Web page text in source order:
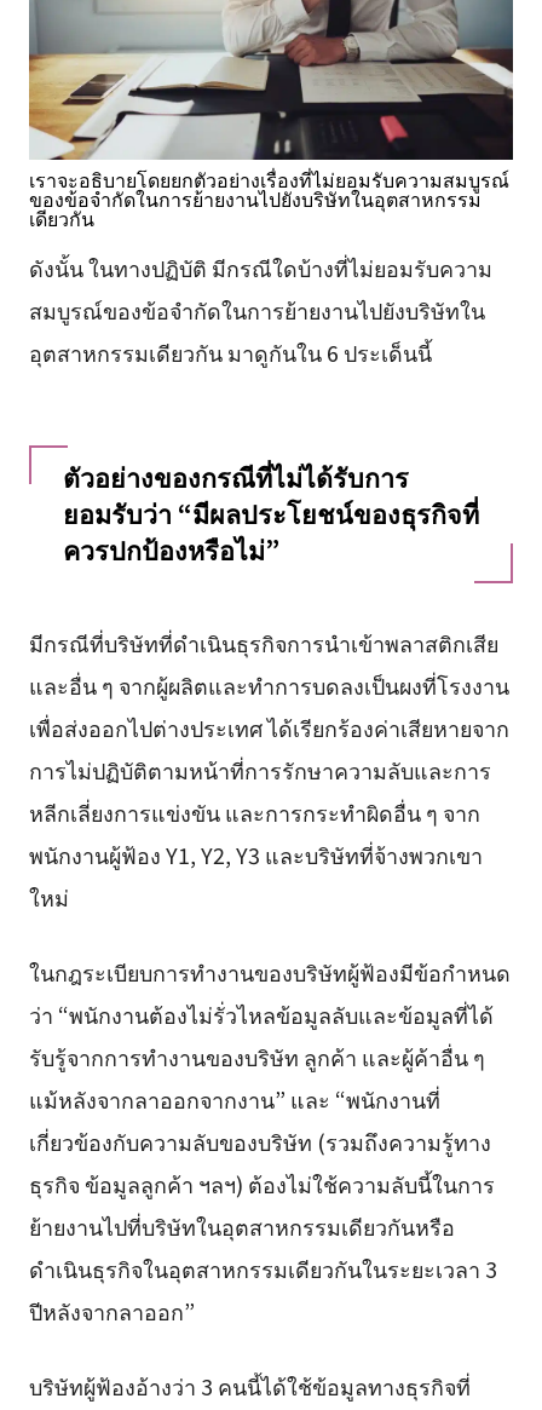
เราจะอธิบายโดยยกตัวอย่างเรื่องที่ไม่ยอมรับความสมบูรณ์
ของข้อจำกัดในการย้ายงานไปยังบริษัทในอุตสาหกรรม
เดียวกัน
ดังนั้น ในทางปฏิบัติ มีกรณีใดบ้างที่ไม่ยอมรับความ
สมบูรณ์ของข้อจำกัดในการย้ายงานไปยังบริษัทใน
อุตสาหกรรมเดียวกัน มาดูกันใน 6 ประเด็นนี้
ตัวอย่างของกรณีที่ไม่ได้รับการ
ยอมรับว่า “มีผลประโยชน์ของธุรกิจที่
ควรปกป้องหรือไม่”
มีกรณีที่บริษัทที่ดำเนินธุรกิจการนำเข้าพลาสติกเสีย
และอื่น ๆ จากผู้ผลิตและทำการบดลงเป็นผงที่โรงงาน
เพื่อส่งออกไปต่างประเทศ ได้เรียกร้องค่าเสียหายจาก
การไม่ปฏิบัติตามหน้าที่การรักษาความลับและการ
หลีกเลี่ยงการแข่งขัน และการกระทำผิดอื่น ๆ จาก
พนักงานผู้ฟ้อง Y1, Y2, Y3 และบริษัทที่จ้างพวกเขา
ใหม่
ในกฎระเบียบการทำงานของบริษัทผู้ฟ้องมีข้อกำหนด
ว่า “พนักงานต้องไม่รั่วไหลข้อมูลลับและข้อมูลที่ได้
รับรู้จากการทำงานของบริษัท ลูกค้า และผู้ค้าอื่น ๆ
แม้หลังจากลาออกจากงาน” และ “พนักงานที่
เกี่ยวข้องกับความลับของบริษัท (รวมถึงความรู้ทาง
ธุรกิจ ข้อมูลลูกค้า ฯลฯ) ต้องไม่ใช้ความลับนี้ในการ
ย้ายงานไปที่บริษัทในอุตสาหกรรมเดียวกันหรือ
ดำเนินธุรกิจในอุตสาหกรรมเดียวกันในระยะเวลา 3
ปีหลังจากลาออก”
บริษัทผู้ฟ้องอ้างว่า 3 คนนี้ได้ใช้ข้อมูลทางธุรกิจที่